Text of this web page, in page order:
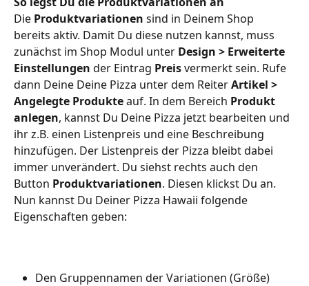
Die Produktvariationen sind in Deinem Shop
bereits aktiv. Damit Du diese nutzen kannst, muss
zunächst im Shop Modul unter Design > Erweiterte
Einstellungen der Eintrag Preis vermerkt sein. Rufe
dann Deine Deine Pizza unter dem Reiter Artikel >
Angelegte Produkteauf. In dem Bereich Produkt
anlegen, kannst Du Deine Pizza jetzt bearbeiten und
ihr z.B. einen Listenpreis und eine Beschreibung
hinzufügen. Der Listenpreis der Pizza bleibt dabei
immer unverändert. Du siehst rechts auch den
Button Produktvariationen. Diesen klickst Du an.
Nun kannst Du Deiner Pizza Hawaii folgende
Eigenschaften geben:
Den Gruppennamen der Variationen (Größe)